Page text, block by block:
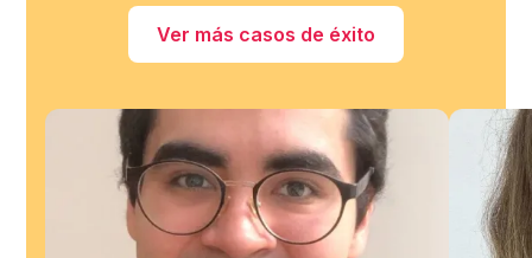
Ver más casos de éxito